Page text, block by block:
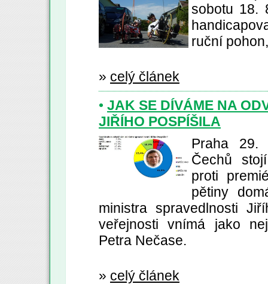
sobotu 18.
ruční
» celý článek
• JAK SE DÍVÁME NA
JIŘÍHO POSPÍŠILA
Praha 29.
Čechů
proti
pětiny
ministra spravedlnosti
veřejnosti vnímá jako
Petra Nečase.
» celý článek